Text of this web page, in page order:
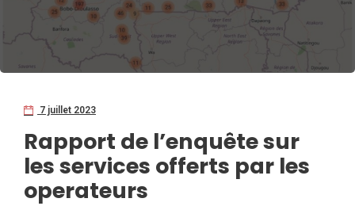
7 juillet 2023
Rapport de l’enquête sur
les services offerts par les
operateurs